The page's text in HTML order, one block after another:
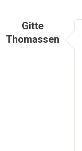
Gitte
Thomassen